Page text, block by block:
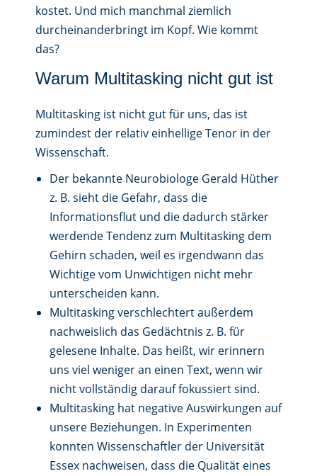
kostet. Und mich manchmal ziemlich
durcheinanderbringt im Kopf. Wie kommt
das?
Warum Multitasking nicht gut ist
Multitasking ist nicht gut für uns, das ist
zumindest der relativ einhellige Tenor in der
Wissenschaft.
Der bekannte Neurobiologe Gerald Hüther
z. B. sieht die Gefahr, dass die
Informationsflut und die dadurch stärker
werdende Tendenz zum Multitasking dem
Gehirn schaden, weil es irgendwann das
Wichtige vom Unwichtigen nicht mehr
unterscheiden kann.
Multitasking verschlechtert außerdem
nachweislich das Gedächtnis z. B. für
gelesene Inhalte. Das heißt, wir erinnern
uns viel weniger an einen Text, wenn wir
nicht vollständig darauf fokussiert sind.
Multitasking hat negative Auswirkungen auf
unsere Beziehungen. In Experimenten
konnten Wissenschaftler der Universität
Essex nachweisen, dass die Qualität eines